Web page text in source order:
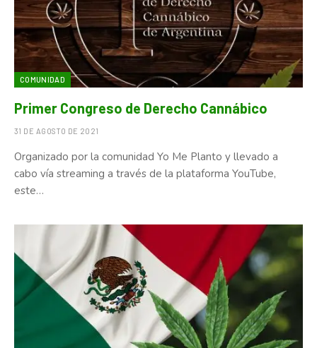
COMUNIDAD
Primer Congreso de Derecho Cannábico
31 DE AGOSTO DE 2021
Organizado por la comunidad Yo Me Planto y llevado a
cabo vía streaming a través de la plataforma YouTube,
este…